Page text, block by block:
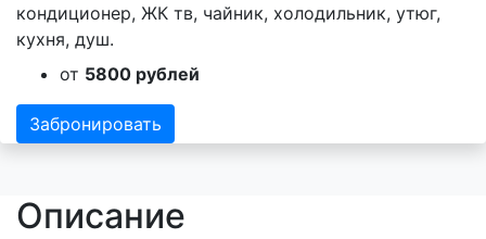
кондиционер, ЖК тв, чайник, холодильник, утюг,
кухня, душ.
от 5800 рублей
Забронировать
Описание